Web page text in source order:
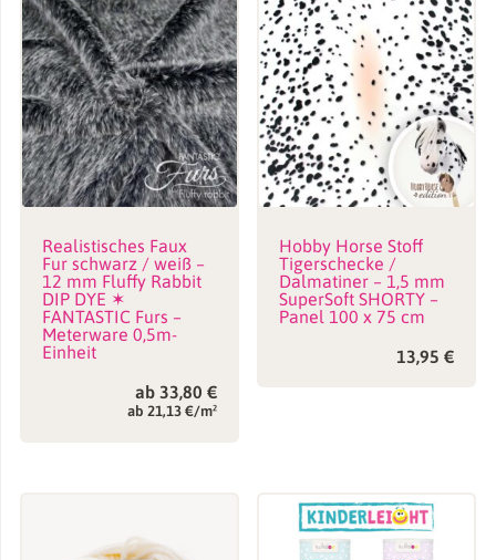
Realistisches Faux
Fur schwarz / weiß –
12 mm Fluffy Rabbit
DIP DYE ✶
FANTASTIC Furs –
Meterware 0,5m-
Einheit
ab 33,80 €
ab 21,13 €/m²
Hobby Horse Stoff
Tigerschecke /
Dalmatiner – 1,5 mm
SuperSoft SHORTY –
Panel 100 x 75 cm
13,95€